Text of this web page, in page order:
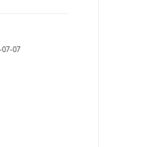
07